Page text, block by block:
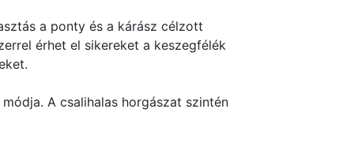
a ponty és a kárász célzott
érhet el sikereket a keszegfélék
A csalihalas horgászat szintén